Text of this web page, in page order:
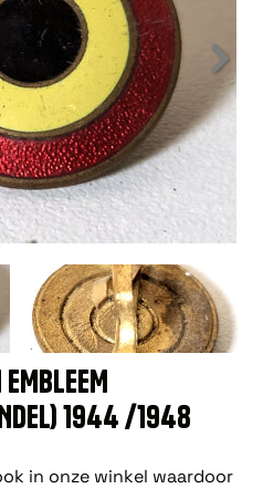
1944 /1948
in onze winkel waardoor